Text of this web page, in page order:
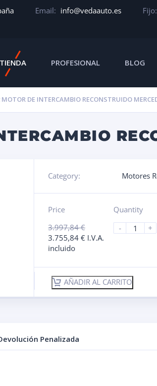
Email: info@vedaauto.es Fijo:
TIENDA PROFESIONAL BLOG
DE INTERCAMBIO RECONSTRUIDO
Category: Motores
Price
3.997,84€
3.755,84€ I.V.A.
incluido
Quantity
-
+
AÑADIR AL CARRITO
Penalizada